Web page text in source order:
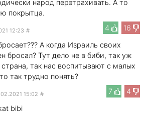
народ перэтрахивать. А то
покрытца.
4
16
12:23 #
А когда Израиль своих
бросал? Тут дело не в биби, так уж
так нас воспитывают с малых
так трудно понять?
7
4
15:02 #
bibi